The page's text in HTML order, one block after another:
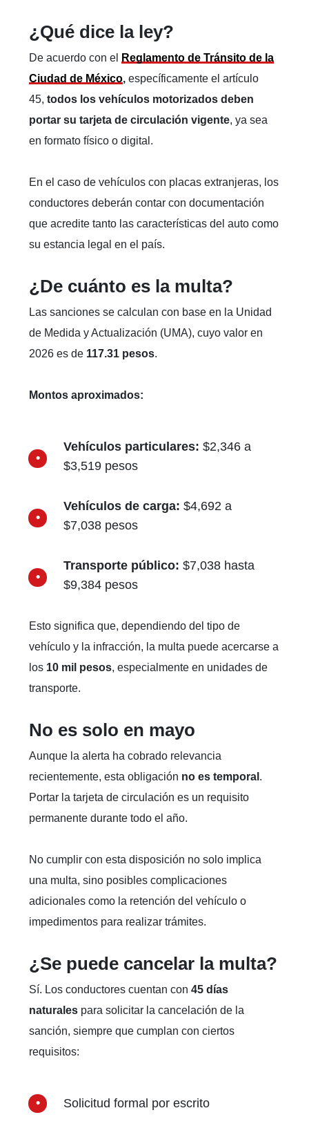
¿Qué dice la ley?
De acuerdo con el
Reglamento de Tránsito de la
Ciudad de México, específicamente el artículo
45, todos los vehículos motorizados deben
portar su tarjeta de circulación vigente, ya sea
en formato físico o digital.
En el caso de vehículos con placas extranjeras, los
conductores deberán contar con documentación
que acredite tanto las características del auto como
su estancia legal en el país.
¿De cuánto es la multa?
Las sanciones se calculan con base en la Unidad
de Medida y Actualización (UMA), cuyo valor en
2026 es de 117.31 pesos.
Montos aproximados:
Vehículos particulares: $2,346 a
$3,519 pesos
Vehículos de carga: $4,692 a
$7,038 pesos
Transporte público: $7,038 hasta
$9,384 pesos
Esto significa que, dependiendo del tipo de
vehículo y la infracción, la multa puede acercarse a
los 10 mil pesos, especialmente en unidades de
transporte.
No es solo en mayo
Aunque la alerta ha cobrado relevancia
recientemente, esta obligación no es temporal .
Portar la tarjeta de circulación es un requisito
permanente durante todo el año.
No cumplir con esta disposición no solo implica
una multa, sino posibles complicaciones
adicionales como la retención del vehículo o
impedimentos para realizar trámites.
¿Se puede cancelar la multa?
Sí. Los conductores cuentan con 45 días
naturales para solicitar la cancelación de la
sanción, siempre que cumplan con ciertos
requisitos:
Solicitud formal por escrito